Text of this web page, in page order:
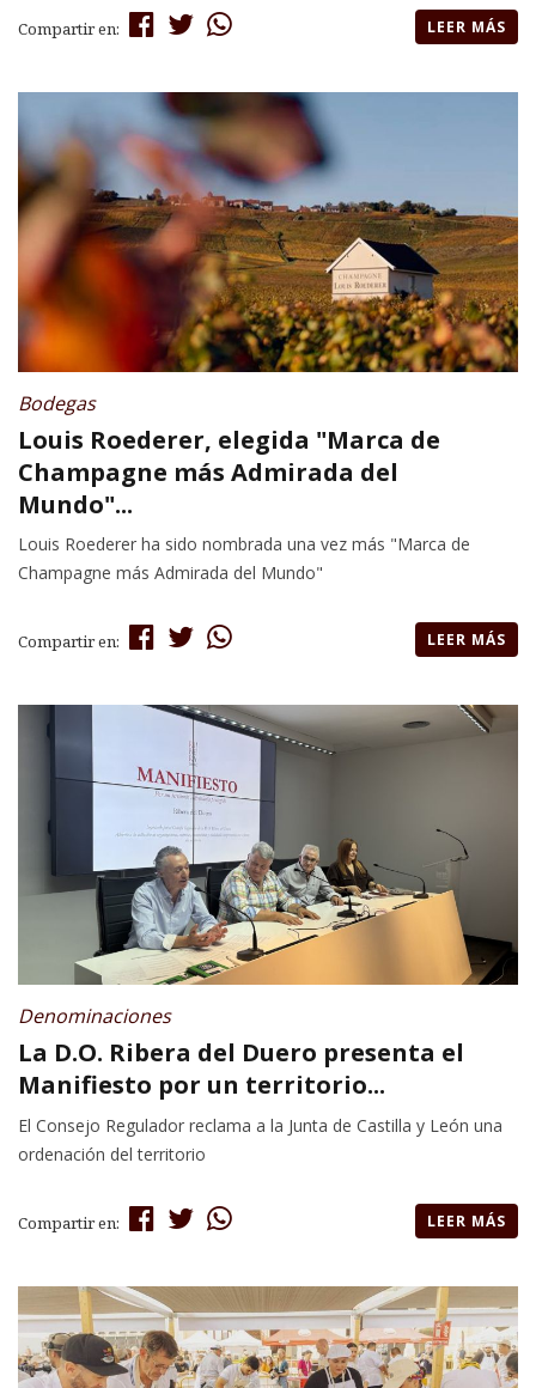
Compartir en: LEER MÁS
Bodegas
Louis Roederer, elegida "Marca de
Champagne más Admirada del
Mundo"...
Louis Roederer ha sido nombrada una vez más "Marca de
Champagne más Admirada del Mundo"
Compartir en: LEER MÁS
Denominaciones
La D.O. Ribera del Duero presenta el
Manifiesto por un territorio...
El Consejo Regulador reclama a la Junta de Castilla y León una
ordenación del territorio
Compartir en: LEER MÁS